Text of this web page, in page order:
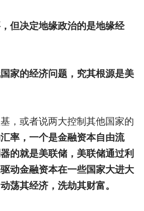
但决定地缘政治的是地缘经
家的经济问题，究其根源是美
，或者说两大控制其他国家的
率，一个是金融资本自由流
的就是美联储，美联储通过利
动金融资本在一些国家大进大
荡其经济，洗劫其财富。